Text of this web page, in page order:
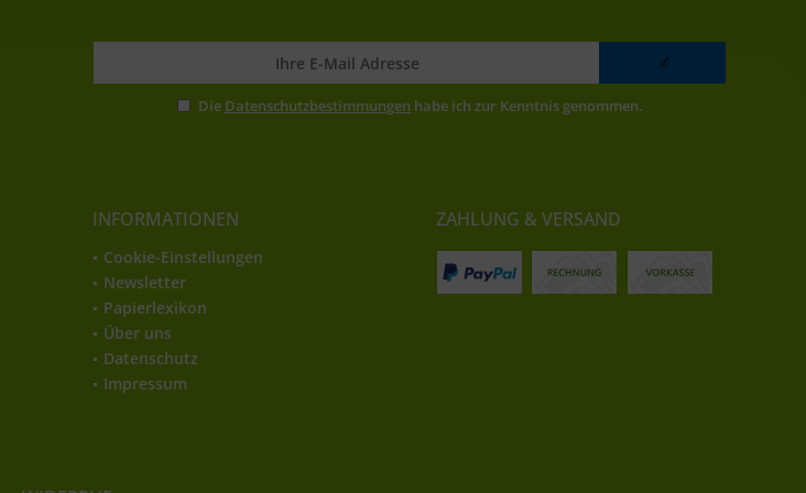
Die Datenschutzbestimmungen habe ich zur Kenntnis genommen.
INFORMATIONEN
Cookie-Einstellungen
Newsletter
Papierlexikon
Über uns
Datenschutz
Impressum
ZAHLUNG & VERSAND